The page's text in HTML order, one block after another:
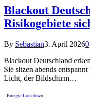
Blackout
Risikogebiete
By Sebastian3. April 20260
Blackout Deutschland
Sie sitzen abends
Licht, der Bildschirm…
Energie Lockdown